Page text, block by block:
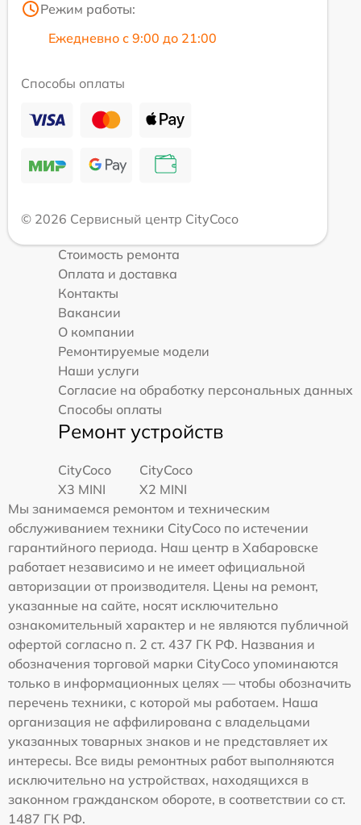
Режим работы:
Ежедневно с 9:00 до 21:00
Способы оплаты
© 2026 Сервисный центр CityCoco
Стоимость ремонта
Оплата и доставка
Контакты
Вакансии
О компании
Ремонтируемые модели
Наши услуги
Согласие на обработку персональных данных
Способы оплаты
Ремонт устройств
CityCoco
X3 MINI
CityCoco
X2 MINI
Мы занимаемся ремонтом и техническим
обслуживанием техники CityCoco по истечении
гарантийного периода. Наш центр в Хабаровске
работает независимо и не имеет официальной
авторизации от производителя. Цены на ремонт,
указанные на сайте, носят исключительно
ознакомительный характер и не являются публичной
офертой согласно п. 2 ст. 437 ГК РФ. Названия и
обозначения торговой марки CityCoco упоминаются
только в информационных целях — чтобы обозначить
перечень техники, с которой мы работаем. Наша
организация не аффилирована с владельцами
указанных товарных знаков и не представляет их
интересы. Все виды ремонтных работ выполняются
исключительно на устройствах, находящихся в
законном гражданском обороте, в соответствии со ст.
1487 ГК РФ.